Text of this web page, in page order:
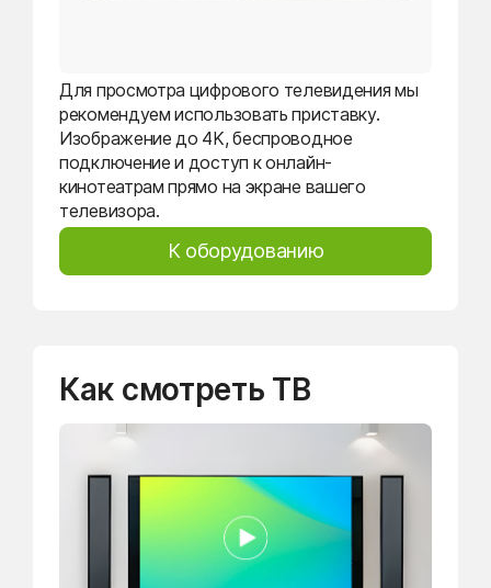
Для просмотра цифрового телевидения мы
рекомендуем использовать приставку.
Изображение до 4K, беспроводное
подключение и доступ к онлайн-
кинотеатрам прямо на экране вашего
телевизора.
К оборудованию
Как смотреть ТВ